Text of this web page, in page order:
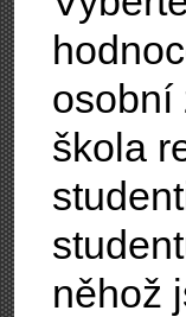
osobní
škola
něhož